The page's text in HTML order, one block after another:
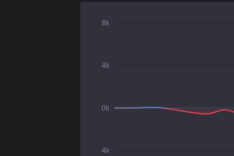
4k
0k
4k
8k